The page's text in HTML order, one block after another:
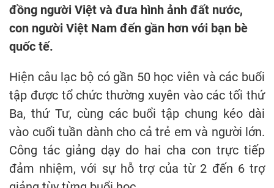
đồng người Việt và đưa hình ảnh đất nước,
con người Việt Nam đến gần hơn với bạn bè
quốc tế.
Hiện câu lạc bộ có gần 50 học viên và các buổi
tập được tổ chức thường xuyên vào các tối thứ
Ba, thứ Tư, cùng các buổi tập chung kéo dài
vào cuối tuần dành cho cả trẻ em và người lớn.
Công tác giảng dạy do hai cha con trực tiếp
đảm nhiệm, với sự hỗ trợ của từ 2 đến 6 trợ